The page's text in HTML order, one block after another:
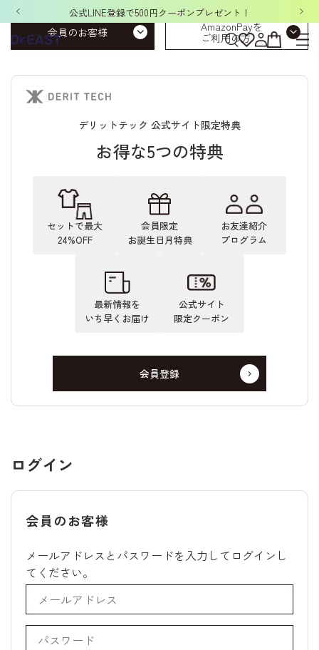
公式LINE登録で500円クーポンプレゼント！
会員のお客様
AmazonPayを
ご利用の方
デリットテック 公式サイト限定特典
お得な5つの特典
セットで最大
24%OFF
会員限定
お誕生日月特典
お友達紹介
プログラム
最新情報を
いち早くお届け
公式サイト
限定クーポン
会員登録
ログイン
会員のお客様
メールアドレスとパスワードを入力してログインし
てください。